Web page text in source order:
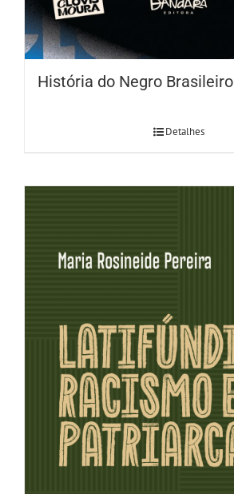
História do Negro Brasileiro
Detalhes